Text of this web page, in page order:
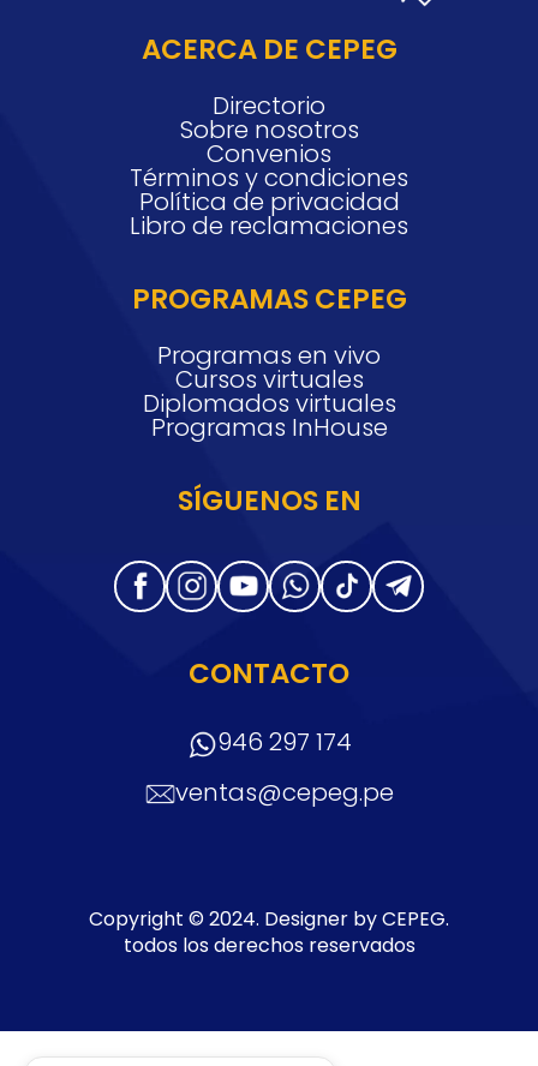
ACERCA DE CEPEG
Directorio
Sobre nosotros
Convenios
Términos y condiciones
Política de privacidad
Libro de reclamaciones
PROGRAMAS CEPEG
Programas en vivo
Cursos virtuales
Diplomados virtuales
Programas InHouse
SÍGUENOS EN
CONTACTO
946 297 174
ventas@cepeg.pe
Copyright © 2024. Designer by CEPEG.
todos los derechos reservados